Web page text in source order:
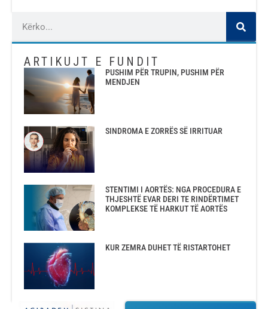
ARTIKUJT E FUNDIT
PUSHIM PËR TRUPIN, PUSHIM PËR
MENDJEN
SINDROMA E ZORRËS SË IRRITUAR
STENTIMI I AORTËS: NGA PROCEDURA E
THJESHTË EVAR DERI TE RINDËRTIMET
KOMPLEKSE TË HARKUT TË AORTËS
KUR ZEMRA DUHET TË RISTARTOHET